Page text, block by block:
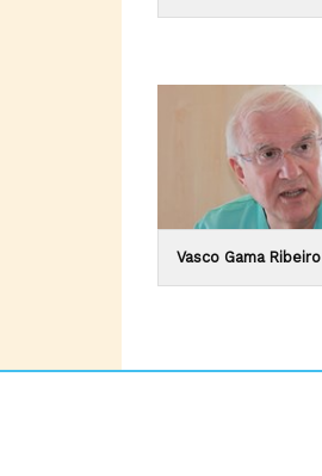
Vasco Gama Ribeiro